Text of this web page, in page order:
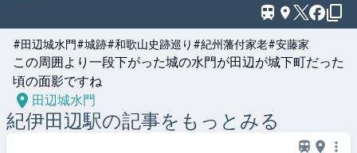
#田辺城水門#城跡#和歌山史跡巡り #紀州藩付家老#安藤家
この周囲より一段下がった城の水門が田辺が城下町だった
頃の面影ですね
田辺城水門
紀伊田辺駅の記事をもっとみる